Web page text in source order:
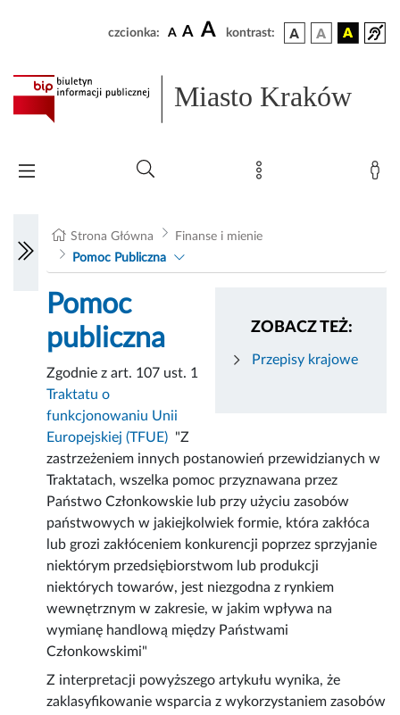
czcionka: A A A kontrast:
Miasto Kraków
Strona Główna
Finanse i mienie
Pomoc Publiczna
ZOBACZ TEŻ:
Przepisy krajowe
Pomoc
publiczna
Zgodnie z art. 107 ust. 1
Traktatu o
funkcjonowaniu Unii
Europejskiej (TFUE) "Z
zastrzeżeniem innych postanowień przewidzianych w
Traktatach, wszelka pomoc przyznawana przez
Państwo Członkowskie lub przy użyciu zasobów
państwowych w jakiejkolwiek formie, która zakłóca
lub grozi zakłóceniem konkurencji poprzez sprzyjanie
niektórym przedsiębiorstwom lub produkcji
niektórych towarów, jest niezgodna z rynkiem
wewnętrznym w zakresie, w jakim wpływa na
wymianę handlową między Państwami
Członkowskimi"
Z interpretacji powyższego artykułu wynika, że
zaklasyfikowanie wsparcia z wykorzystaniem zasobów